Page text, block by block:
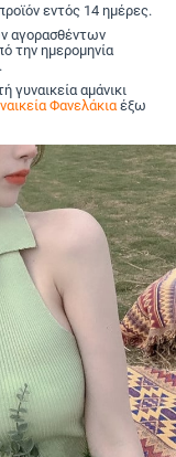
εντός 14 ημέρες.
αγορασθέντων
την ημερομηνία
γυναικεία αμάνικι
Φανελάκιαέξω